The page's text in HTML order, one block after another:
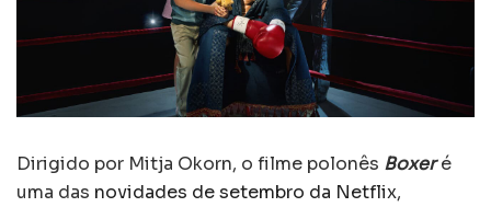
Dirigido por Mitja Okorn, o filme polonês Boxeré
uma das novidades de setembro da Netflix,